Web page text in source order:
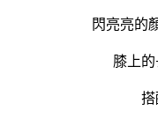
閃亮亮的
膝上
搭